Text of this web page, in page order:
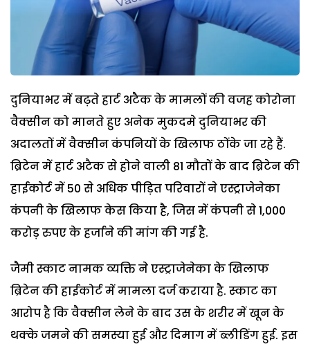
दुनियाभर में बढ़ते हार्ट अटैक के मामलों की वजह कोरोना
वैक्सीन को मानते हुए अनेक मुकदमे दुनियाभर की
अदालतों में वैक्सीन कंपनियों के खिलाफ ठोंके जा रहे हैं.
ब्रिटेन में हार्ट अटैक से होने वाली 81 मौतों के बाद ब्रिटेन की
हाईकोर्ट में 50 से अधिक पीड़ित परिवारों ने एस्ट्राजेनेका
कंपनी के खिलाफ केस किया है, जिस में कंपनी से 1,000
करोड़ रुपए के हर्जाने की मांग की गई है.
जैमी स्काट नामक व्यक्ति ने एस्ट्राजेनेका के खिलाफ
ब्रिटेन की हाईकोर्ट में मामला दर्ज कराया है. स्काट का
आरोप है कि वैक्सीन लेने के बाद उस के शरीर में खून के
थक्के जमने की समस्या हुई और दिमाग में ब्लीडिंग हुई. इस